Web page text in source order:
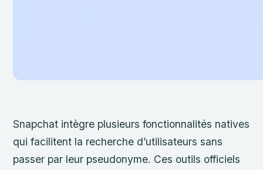
Snapchat intègre plusieurs fonctionnalités natives
qui facilitent la recherche d’utilisateurs sans
passer par leur pseudonyme. Ces outils officiels